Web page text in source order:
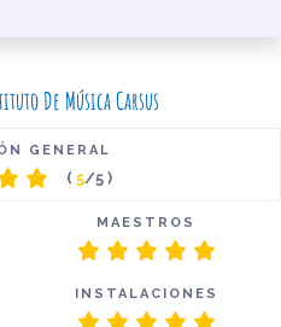
De Música Carsus
GENERAL
( 5/5 )
MAESTROS
INSTALACIONES